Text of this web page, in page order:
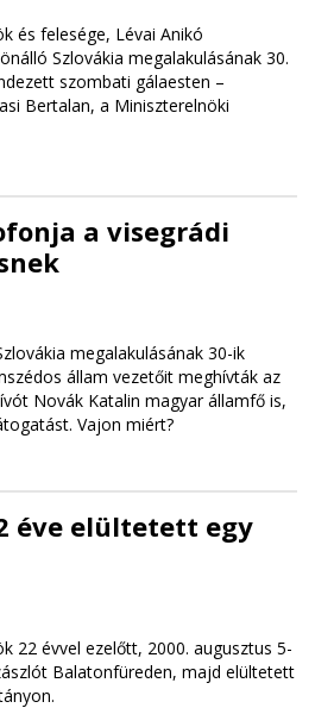
és felesége, Lévai Anikó
Szlovákia megalakulásának 30.
szombati gálaesten –
Bertalan, a Miniszterelnöki
a visegrádi
megalakulásának 30-ik
állam vezetőit meghívták az
Novák Katalin magyar államfő is,
Vajon miért?
éve elültetett egy
22 évvel ezelőtt, 2000. augusztus 5-
Balatonfüreden, majd elültetett